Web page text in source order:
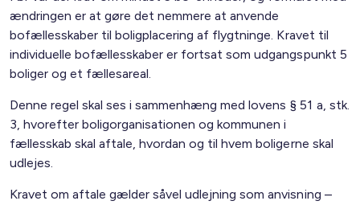
ændringen er at gøre det nemmere at anvende
bofællesskaber til boligplacering af flygtninge. Kravet til
individuelle bofællesskaber er fortsat som udgangspunkt 5
boliger og et fællesareal.
Denne regel skal ses i sammenhæng med lovens § 51 a, stk.
3, hvorefter boligorganisationen og kommunen i
fællesskab skal aftale, hvordan og til hvem boligerne skal
udlejes.
Kravet om aftale gælder såvel udlejning som anvisning –